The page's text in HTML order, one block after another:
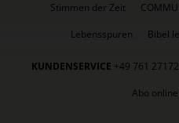
Stimmen der Zeit
Lebensspuren
Bibel
KUNDENSERVICE +49 761
Abo